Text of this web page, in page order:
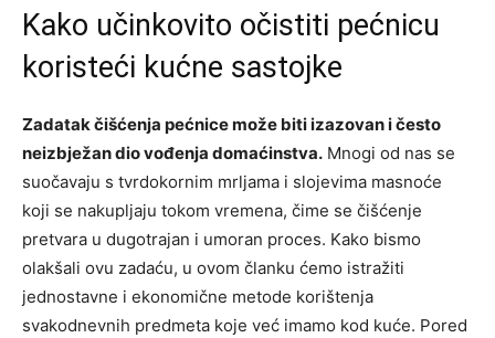
Kako učinkovito očistiti pećnicu
koristeći kućne sastojke
Zadatak čišćenja pećnice može biti izazovan i često
neizbježan dio vođenja domaćinstva. Mnogi od nas se
suočavaju s tvrdokornim mrljama i slojevima masnoće
koji se nakupljaju tokom vremena, čime se čišćenje
pretvara u dugotrajan i umoran proces. Kako bismo
olakšali ovu zadaću, u ovom članku ćemo istražiti
jednostavne i ekonomične metode korištenja
svakodnevnih predmeta koje već imamo kod kuće. Pored